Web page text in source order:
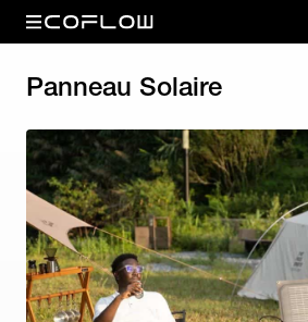
Panneau Solaire